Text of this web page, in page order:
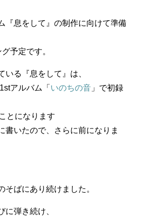
『息をして』の制作に向けて準備
予定です。
いる『息をして』は、
アルバム「 いのちの音 」で初録
とになります
書いたので、さらに前になりま
そばにあり続けました。
に弾き続け、